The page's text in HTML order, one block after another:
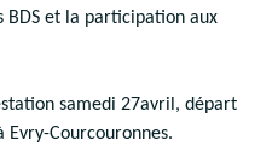
BDS et la participation aux
samedi 27avril, départ
Evry-Courcouronnes.